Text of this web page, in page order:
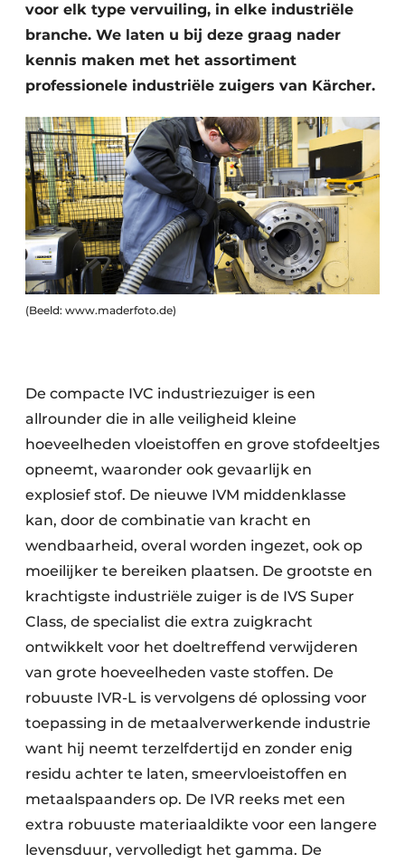
voor elk type vervuiling, in elke industriële
branche. We laten u bij deze graag nader
kennis maken met het assortiment
professionele industriële zuigers van Kärcher.
(Beeld: www.maderfoto.de)
De compacte IVC industriezuiger is een
allrounder die in alle veiligheid kleine
hoeveelheden vloeistoffen en grove stofdeeltjes
opneemt, waaronder ook gevaarlijk en
explosief stof. De nieuwe IVM middenklasse
kan, door de combinatie van kracht en
wendbaarheid, overal worden ingezet, ook op
moeilijker te bereiken plaatsen. De grootste en
krachtigste industriële zuiger is de IVS Super
Class, de specialist die extra zuigkracht
ontwikkelt voor het doeltreffend verwijderen
van grote hoeveelheden vaste stoffen. De
robuuste IVR-L is vervolgens dé oplossing voor
toepassing in de metaalverwerkende industrie
want hij neemt terzelfdertijd en zonder enig
residu achter te laten, smeervloeistoffen en
metaalspaanders op. De IVR reeks met een
extra robuuste materiaaldikte voor een langere
levensduur, vervolledigt het gamma. De